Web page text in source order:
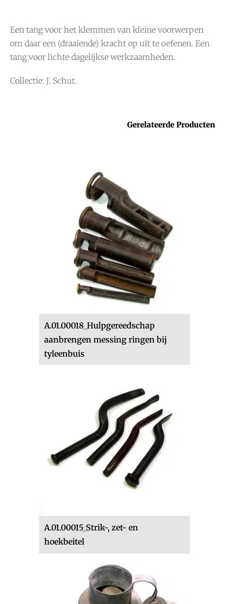
Een tang voor het klemmen van kleine voorwerpen
om daar een (draaiende) kracht op uit te oefenen. Een
tang voor lichte dagelijkse werkzaamheden.
Collectie: J. Schut.
Gerelateerde Producten
A.01.00018_Hulpgereedschap
aanbrengen messing ringen bij
tyleenbuis
A.01.00015_Strik-, zet- en
hoekbeitel